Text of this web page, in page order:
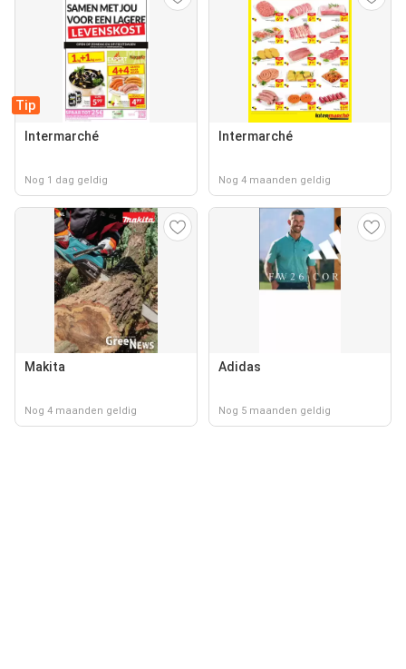
Tip
Intermarché
Nog 1 dag geldig
Intermarché
Nog 4 maanden geldig
Makita
Nog 4 maanden geldig
Adidas
Nog 5 maanden geldig